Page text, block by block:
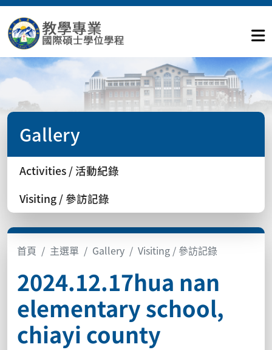
Gallery
Activities / 活動紀錄
Visiting / 參訪記錄
首頁 主選單 Gallery Visiting / 參訪記錄
2024.12.17hua nan
elementary school,
chiayi county